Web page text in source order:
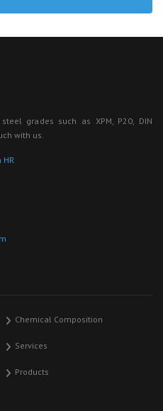
grades such as XPM, P20, DIN
with us.
HR
Chemical Composition
Services
Products